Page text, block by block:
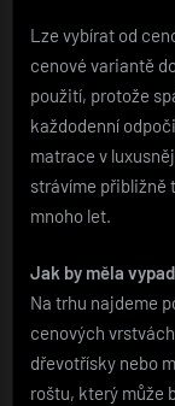
Lze vybírat od
cenové variantě
použití, protože
každodenní
matrace v
strávíme přibližně
mnoho let.
Jak by měla
Na trhu najdeme
cenových
dřevotřísky nebo
roštu, který může